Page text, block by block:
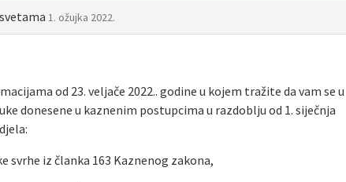
1. ožujka 2022.
od 23. veljače 2022.. godine u kojem tražite da vam se u
donesene u kaznenim postupcima u razdoblju od 1. siječnja
svrhe iz članka 163 Kaznenog zakona,